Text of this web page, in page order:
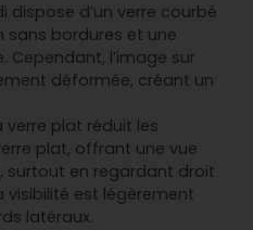
dispose d’un verre courbé
sans bordures et une
Cependant, l’image sur
déformée, créant un
verre plat réduit les
plat, offrant une vue
surtout en regardant droit
visibilité est légèrement
latéraux.